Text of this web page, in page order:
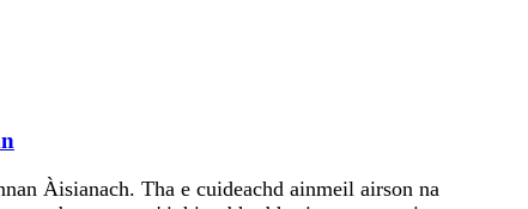
Àisianach. Tha e cuideachd ainmeil airson na